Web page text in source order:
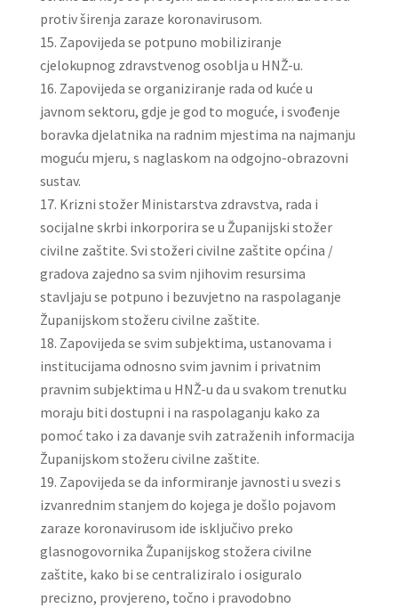
protiv širenja zaraze koronavirusom.
Zapovijeda se potpuno mobiliziranje
cjelokupnog zdravstvenog osoblja u HNŽ-u.
Zapovijeda se organiziranje rada od kuće u
javnom sektoru, gdje je god to moguće, i svođenje
boravka djelatnika na radnim mjestima na najmanju
moguću mjeru, s naglaskom na odgojno-obrazovni
sustav.
Krizni stožer Ministarstva zdravstva, rada i
socijalne skrbi inkorporira se u Županijski stožer
civilne zaštite. Svi stožeri civilne zaštite općina /
gradova zajedno sa svim njihovim resursima
stavljaju se potpuno i bezuvjetno na raspolaganje
Županijskom stožeru civilne zaštite.
Zapovijeda se svim subjektima, ustanovama i
institucijama odnosno svim javnim i privatnim
pravnim subjektima u HNŽ-u da u svakom trenutku
moraju biti dostupni i na raspolaganju kako za
pomoć tako i za davanje svih zatraženih informacija
Županijskom stožeru civilne zaštite.
Zapovijeda se da informiranje javnosti u svezi s
izvanrednim stanjem do kojega je došlo pojavom
zaraze koronavirusom ide isključivo preko
glasnogovornika Županijskog stožera civilne
zaštite, kako bi se centraliziralo i osiguralo
precizno, provjereno, točno i pravodobno